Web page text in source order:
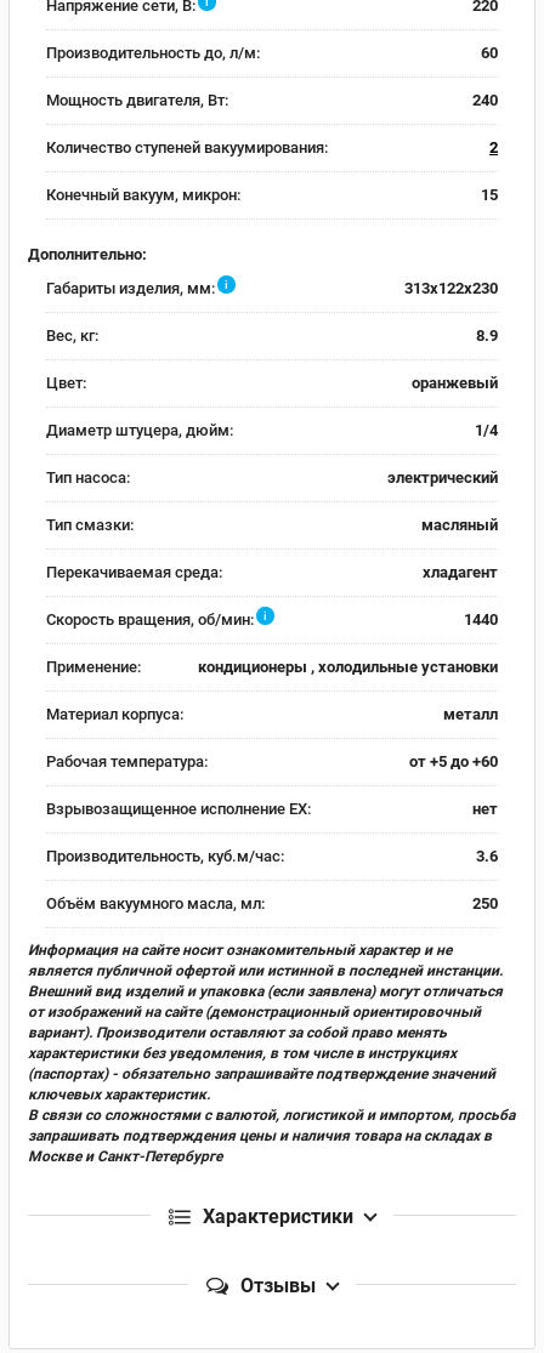
Напряжение сети, В: 220
Производительность до, л/м: 60
Мощность двигателя, Вт: 240
Количество ступеней вакуумирования: 2
Конечный вакуум, микрон: 15
Дополнительно:
Габариты изделия, мм:
i 313x122x230
Вес, кг: 8.9
Цвет: оранжевый
Диаметр штуцера, дюйм: 1/4
Тип насоса: электрический
Тип смазки: масляный
Перекачиваемая среда: хладагент
Скорость вращения, об/мин: i 1440
Применение: кондиционеры , холодильные установки
Материал корпуса: металл
Рабочая температура: от +5 до +60
Взрывозащищенное исполнение EX: нет
Производительность, куб.м/час: 3.6
Объём вакуумного масла, мл: 250
Информация на сайте носит ознакомительный характер и не
является публичной офертой или истинной в последней инстанции.
Внешний вид изделий и упаковка (если заявлена) могут отличаться
от изображений на сайте (демонстрационный ориентировочный
вариант). Производители оставляют за собой право менять
характеристики без уведомления, в том числе в инструкциях
(паспортах) - обязательно запрашивайте подтверждение значений
ключевых характеристик.
В связи со сложностями с валютой, логистикой и импортом, просьба
запрашивать подтверждения цены и наличия товара на складах в
Москве и Санкт-Петербурге
Характеристики
Отзывы